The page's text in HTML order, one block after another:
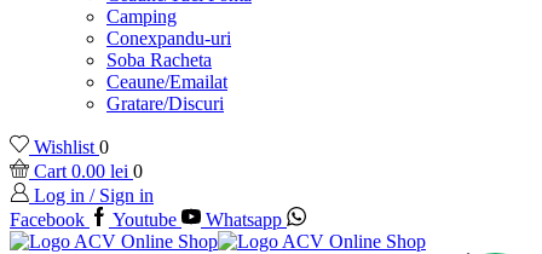
Camping
Conexpandu-uri
Soba Racheta
Ceaune/Emailat
Gratare/Discuri
Wishlist 0
Cart 0.00 lei 0
Log in / Sign in
Facebook
Youtube Whatsapp